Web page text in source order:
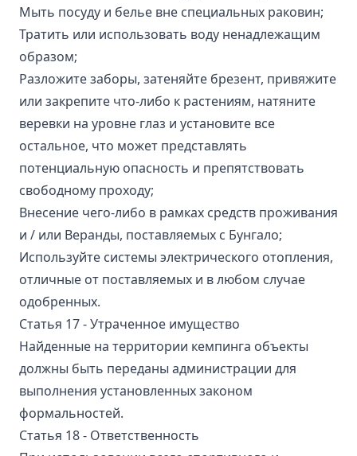
Мыть посуду и белье вне специальных раковин;
Тратить или использовать воду ненадлежащим
образом;
Разложите заборы, затеняйте брезент, привяжите
или закрепите что-либо к растениям, натяните
веревки на уровне глаз и установите все
остальное, что может представлять
потенциальную опасность и препятствовать
свободному проходу;
Внесение чего-либо в рамках средств проживания
и / или Веранды, поставляемых с Бунгало;
Используйте системы электрического отопления,
отличные от поставляемых и в любом случае
одобренных.
Статья 17 - Утраченное имущество
Найденные на территории кемпинга объекты
должны быть переданы администрации для
выполнения установленных законом
формальностей.
Статья 18 - Ответственность